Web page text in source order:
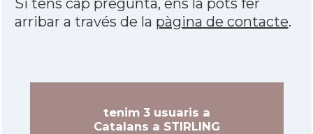
Si tens cap pregunta, ens la pots fer
arribar a través de la pàgina de contacte.
tenim 3 usuaris a
Catalans a STIRLING